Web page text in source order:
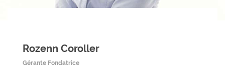
Rozenn Coroller
Gérante Fondatrice